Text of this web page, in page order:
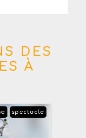
DES
À
spectacle